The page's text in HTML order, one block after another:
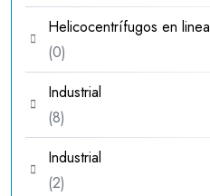
producto
Helicocentrífugos en linea
00
productos
Industrial
88
productos
Industrial
22